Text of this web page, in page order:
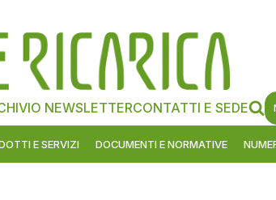
NEWSLETTERCONTATTI E SEDE
E SERVIZI DOCUMENTI E NORMATIVE